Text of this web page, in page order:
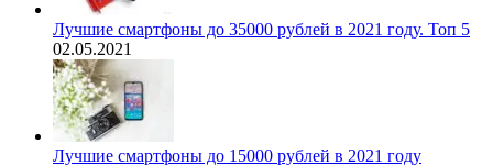
Лучшие смартфоны до 35000 рублей в 2021 году. Топ 5
02.05.2021
Лучшие смартфоны до 15000 рублей в 2021 году